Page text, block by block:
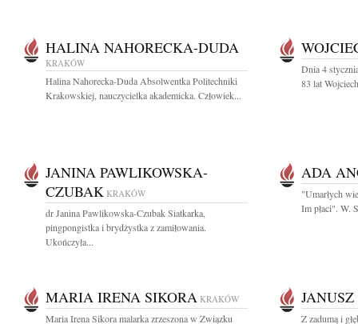
HALINA NAHORECKA-DUDA
KRAKÓW
Halina Nahorecka-Duda Absolwentka Politechniki
Krakowskiej, nauczycielka akademicka. Człowiek...
Dnia 4
83 lat
JANINA PAWLIKOWSKA-
CZUBAK KRAKÓW
dr Janina Pawlikowska-Czubak Siatkarka,
pingpongistka i brydżystka z zamiłowania.
Ukończyła...
ADA
"Umarłych
Im płaci". W.
MARIA IRENA SIKORA KRAKÓW
Maria Irena Sikora malarka zrzeszona w Związku
Z zadumą i